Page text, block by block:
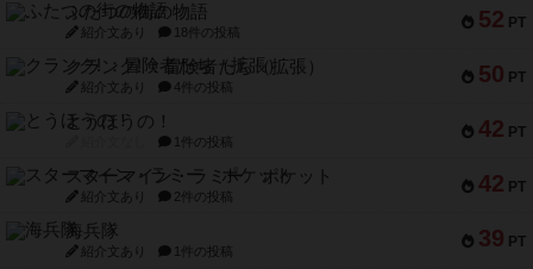
52 PT
ふたつの街の物語
紹介文あり 18件の投稿
50 PT
クランク! ：冒険者たち（拡張）
紹介文あり 4件の投稿
42 PT
とうほうの！
1件の投稿
42 PT
スターマイン・ラミー ポケット
紹介文あり 2件の投稿
39 PT
海兵隊
紹介文あり 1件の投稿